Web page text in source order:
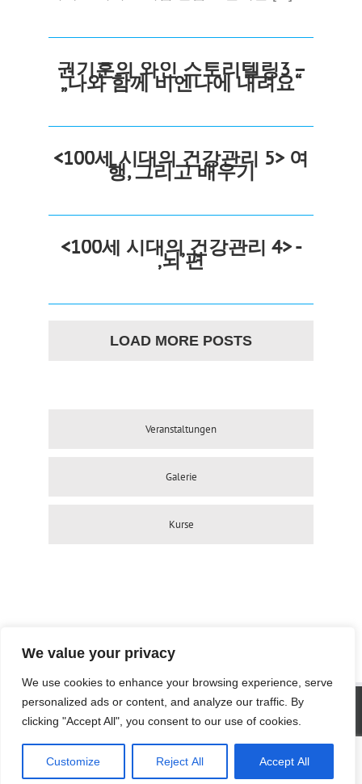
We value your privacy
We use cookies to enhance your browsing experience, serve
personalized ads or content, and analyze our traffic. By
clicking "Accept All", you consent to our use of cookies.
Customize Reject All Accept All
권기훈의 와인 스토리텔링3 –
„나와 함께 비엔나에 내려요“
<100세 시대의 건강관리 5> 여
행, 그리고 배우기
<100세 시대의 건강관리 4> -
‚뇌’편
LOAD MORE POSTS
Veranstaltungen
Galerie
Kurse
SITE STATISTICS
Visitors today :92
Total visitors :134,148